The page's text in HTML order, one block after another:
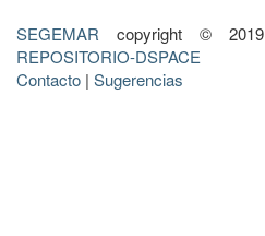
SEGEMAR copyright © 2019
REPOSITORIO-DSPACE
Contacto | Sugerencias